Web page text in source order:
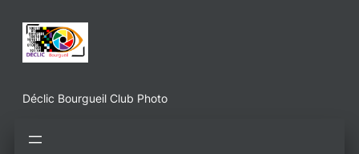
Aller
Déclic Bourgueil Club Photo